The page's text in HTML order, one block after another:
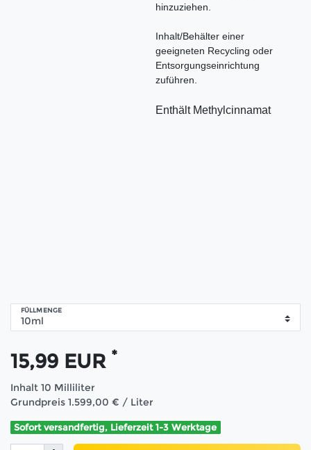
hinzuziehen.
Inhalt/Behälter einer
geeigneten Recycling oder
Entsorgungseinrichtung
zuführen.
Enthält Methylcinnamat
FÜLLMENGE
15,99 EUR *
Inhalt 10 Milliliter
Grundpreis 1.599,00 € / Liter
Sofort versandfertig, Lieferzeit 1-3 Werktage